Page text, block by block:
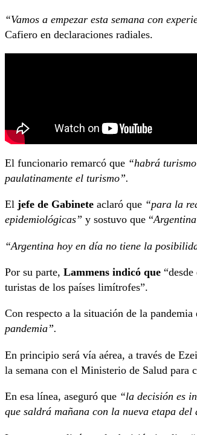
“Vamos a empezar esta semana con
Cafiero en declaraciones radiales.
El funcionario remarcó que “habrá
paulatinamente el turismo”.
El jefe de Gabinete aclaró que “para la
epidemiológicas” y sostuvo que “
“Argentina hoy en día no tiene la
Por su parte, Lammens indicó que
turistas de los países limítrofes”.
Con respecto a la situación de la pandemia
pandemia”.
En principio será vía aérea, a través de
la semana con el Ministerio de Salud para
En esa línea, aseguró que “la decisión es
que saldrá mañana con la nueva etapa